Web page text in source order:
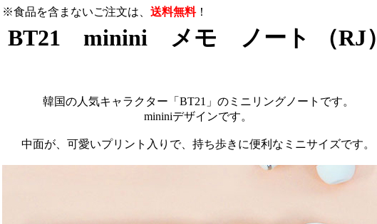
※食品を含まないご注文は、 送料無料！
BT21 minini メモ ノート （RJ）
韓国の人気キャラクター「BT21」のミニリングノートです。
mininiデザインです。
中面が、可愛いプリント入りで、持ち歩きに便利なミニサイズです。